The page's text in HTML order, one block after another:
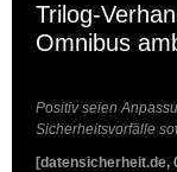
Trilog-
Omnibus
Positiv seien
Sicherheitsvorfälle
[datensicherheit.de,